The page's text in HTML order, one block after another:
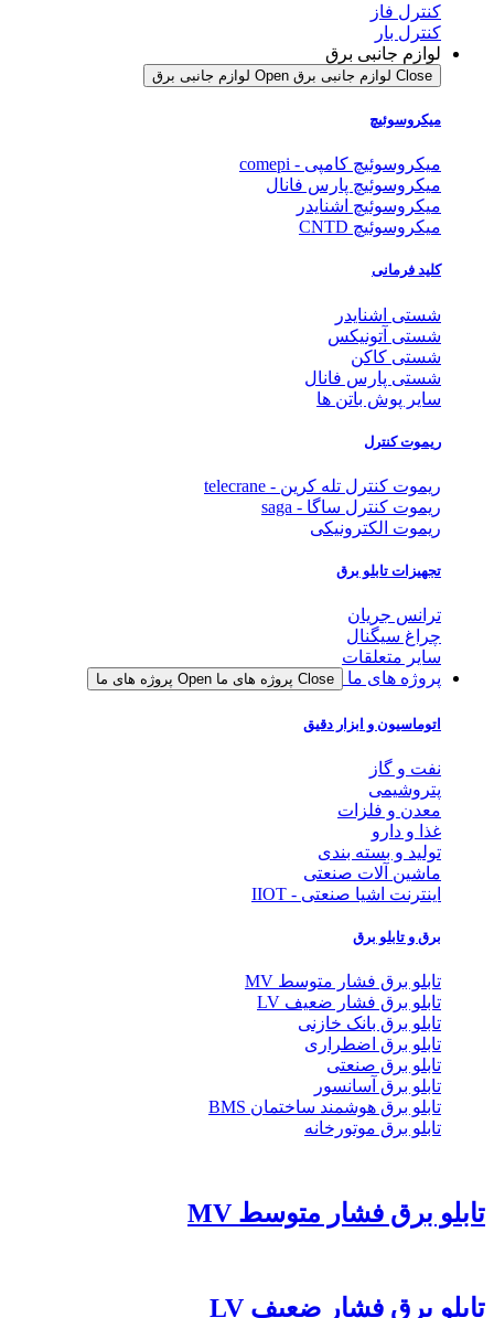
کنترل فاز
کنترل بار
لوازم جانبی برق
Close لوازم جانبی برق Open لوازم جانبی برق
میکروسوئیچ
میکروسوئیچ کامپی - comepi
میکروسوئیچ پارس فانال
میکروسوئیچ اشنایدر
میکروسوئیچ CNTD
کلید فرمانی
شستی اشنایدر
شستی آتونیکس
شستی کاکن
شستی پارس فانال
سایر پوش باتن ها
ریموت کنترل
ریموت کنترل تله کرین - telecrane
ریموت کنترل ساگا - saga
ریموت الکترونیکی
تجهیزات تابلو برق
ترانس جریان
چراغ سیگنال
سایر متعلقات
پروژه های ما
Close پروژه های ما Open پروژه های ما
اتوماسیون و ابزار دقیق
نفت و گاز
پتروشیمی
معدن و فلزات
غذا و دارو
تولید و بسته بندی
ماشین آلات صنعتی
اینترنت اشیا صنعتی - IIOT
برق و تابلو برق
تابلو برق فشار متوسط MV
تابلو برق فشار ضعیف LV
تابلو برق بانک خازنی
تابلو برق اضطراری
تابلو برق صنعتی
تابلو برق آسانسور
تابلو برق هوشمند ساختمان BMS
تابلو برق موتورخانه
تابلو برق فشار متوسط MV
تابلو برق فشار ضعیف LV